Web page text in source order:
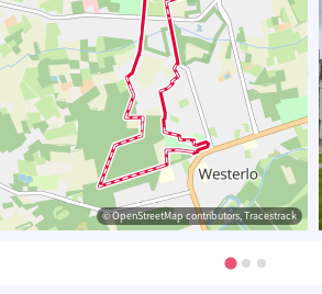
© OpenStreetMap contributors, Tracestrack